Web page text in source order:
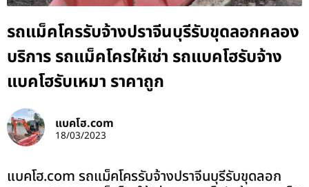
รถแม็คโครรับจ้างปราจีนบุรีรับขุดลอกคลอง
บริการ รถแม็คโครให้เช่า รถแบคโฮรับจ้าง
แบคโฮรับเหมา ราคาถูก
แบคโฮ.com
18/03/2023
แบคโฮ.com รถแม็คโครรับจ้างปราจีนบุรีรับขุดลอก